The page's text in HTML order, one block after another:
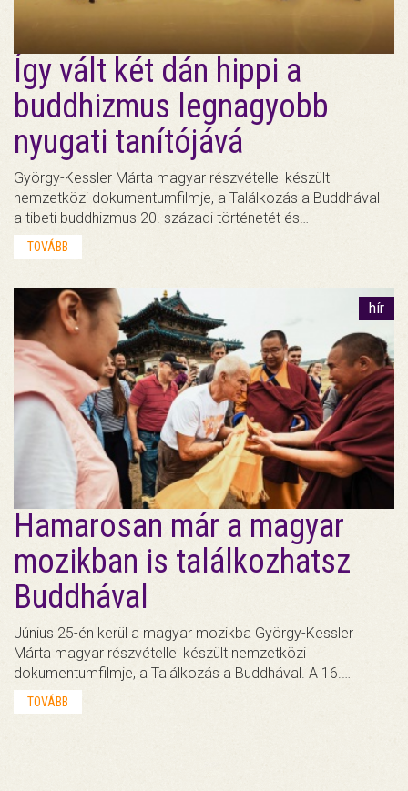
Így vált két dán hippi a
buddhizmus legnagyobb
nyugati tanítójává
György-Kessler Márta magyar részvétellel készült
nemzetközi dokumentumfilmje, a Találkozás a Buddhával
a tibeti buddhizmus 20. századi történetét és…
TOVÁBB
hír
Hamarosan már a magyar
mozikban is találkozhatsz
Buddhával
Június 25-én kerül a magyar mozikba György-Kessler
Márta magyar részvétellel készült nemzetközi
dokumentumfilmje, a Találkozás a Buddhával. A 16.…
TOVÁBB